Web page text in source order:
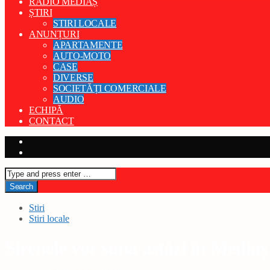
ȘTIRI
STIRI LOCALE
ANUNȚURI
APARTAMENTE
AUTO-MOTO
CASE
DIVERSE
SOCIETĂȚI COMERCIALE
AUDIO
ECHIPĂ
CONTACT
Stiri
Stiri locale